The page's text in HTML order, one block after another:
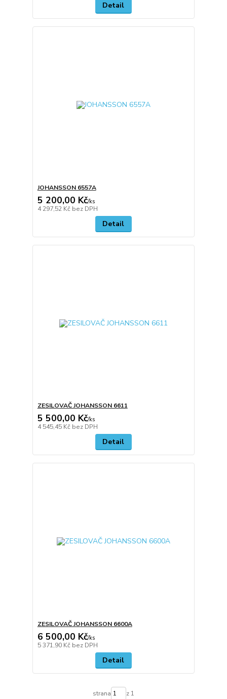
Detail
JOHANSSON 6557A
5 200,00 Kč/ks
4 297,52 Kč bez DPH
Detail
ZESILOVAČ JOHANSSON 6611
5 500,00 Kč/ks
4 545,45 Kč bez DPH
Detail
ZESILOVAČ JOHANSSON 6600A
6 500,00 Kč/ks
5 371,90 Kč bez DPH
Detail
strana z 1